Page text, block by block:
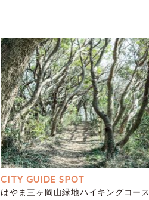
CITY GUIDE SPOT
はやま三ヶ岡山緑地ハイキングコース